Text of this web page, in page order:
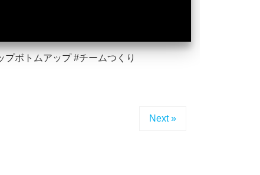
ボトムアップ #チームつくり
Next »